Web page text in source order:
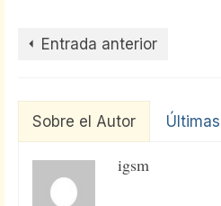
Entrada anterior
Sobre el Autor
igsm